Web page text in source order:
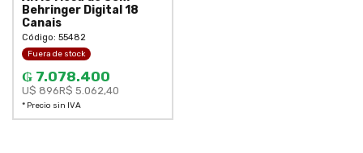
Behringer Digital 18
Canais
Código: 55482
Fuera de stock
₲ 7.078.400
U$ 896R$ 5.062,40
* Precio sin IVA